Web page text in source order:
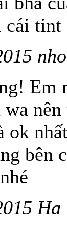
cái tint
Em
ok
bên
Ha